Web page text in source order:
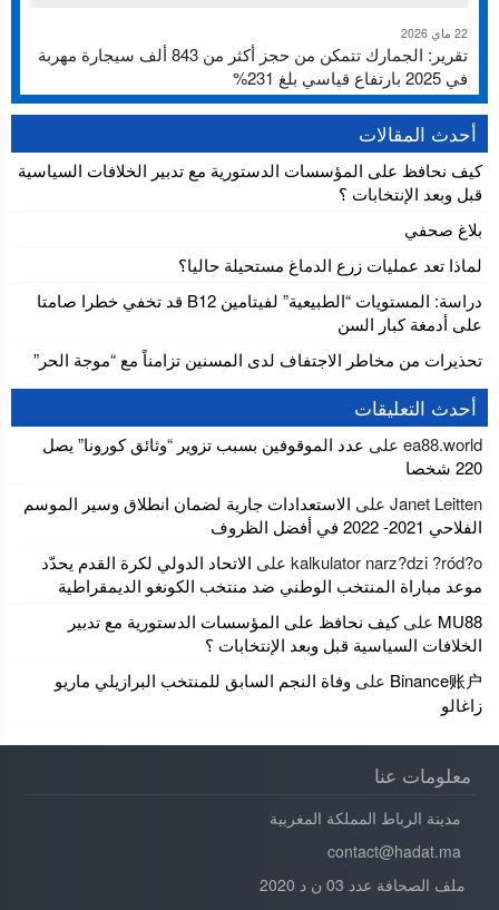
22 ماي 2026
تقرير: الجمارك تتمكن من حجز أكثر من 843 ألف سيجارة مهربة
في 2025 بارتفاع قياسي بلغ 231%
أحدث المقالات
كيف نحافظ على المؤسسات الدستورية مع تدبير الخلافات السياسية
قبل وبعد الإنتخابات ؟
بلاغ صحفي
لماذا تعد عمليات زرع الدماغ مستحيلة حاليا؟
دراسة: المستويات “الطبيعية” لفيتامين B12 قد تخفي خطرا صامتا
على أدمغة كبار السن
تحذيرات من مخاطر الاجتفاف لدى المسنين تزامناً مع “موجة الحر”
أحدث التعليقات
ea88.world على عدد الموقوفين بسبب تزوير “وثائق كورونا” يصل
220 شخصا
Janet Leitten على الاستعدادات جارية لضمان انطلاق وسير الموسم
الفلاحي 2021- 2022 في أفضل الظروف
kalkulator narz?dzi ?ród?o على الاتحاد الدولي لكرة القدم يحدّد
موعد مباراة المنتخب الوطني ضد منتخب الكونغو الديمقراطية
MU88 علىكيف نحافظ على المؤسسات الدستورية مع تدبير
الخلافات السياسية قبل وبعد الإنتخابات ؟
Binance账户 على وفاة النجم السابق للمنتخب البرازيلي ماريو
زاغالو
معلومات عنا
مدينة الرباط المملكة المغربية
ملف الصحافة عدد 03 ن د 2020